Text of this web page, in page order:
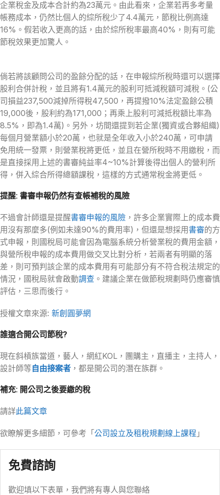
企業稅金及成本合計約為23萬元。由此看來，企業若再多考量
帳務成本，仍然比個人的綜所稅少了4.4萬元，節稅比例高達
16%。假若收入更高的話，由於綜所稅率最高40%，則有可能
節稅效果更加驚人。
倘若將該顧問公司的盈餘分配的話，在申報綜所稅時還可以選擇
股利合併計稅，並且將有1.4萬元的股利可抵減稅額可減稅。(公
司損益237,500減掉所得稅47,500，再提撥10%法定盈餘公積
19,000後，股利約為171,000；再乘上股利可減抵稅額比率為
8.5%，即為1.4萬)。另外，坊間還提到若企業(獨資或合夥組織)
每個月營業額小於20萬，也就是全年收入小於240萬，可申請
免用統一發票，則營業稅將更低，並且在營所稅時不用繳稅，而
是直接採用上述的書審純益率4~10%計算後得出個人的營利所
得，併入綜合所得總額課稅，這樣的方式通常稅金將更低。
提醒: 書審申報仍然有查帳補稅的風險
不過會計師還是提醒書審申報的風險 ，許多企業實際上的成本費
用沒有那麼多(例如未達90%的費用率)，但還是想採用書審的方
式申報，則國稅局可能會因為電腦系統分析營業稅的費用金額，
與營所稅申報的成本費用做交叉比對分析，若兩者有明顯的落
差，則可預判該企業的成本費用有可能部分有不符合稅法規定的
情況，國稅局就會啟動調查 。建議企業在做節稅規劃時仍應審慎
評估，三思而後行。
授權文章來源: 新創圓夢網
誰適合開公司節稅?
現在斜槓族當道，藝人，網紅KOL，團購主，直播主，主持人，
設計師等自由接案者 ，都是開公司的潛在族群。
補充: 開公司之後要繳的稅
請詳此篇文章
欲瞭解更多細節，可參考「公司設立及租稅規劃線上課程 」
免費諮詢
歡迎填以下表單，我們將有專人與您聯絡